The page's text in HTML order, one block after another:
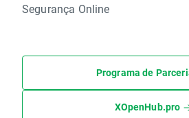
Segurança Online
Programa de
XOpenHub.pro